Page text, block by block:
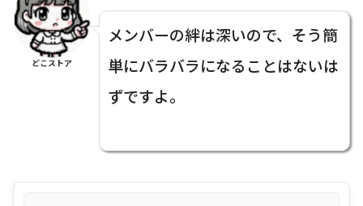
どこストア
メンバーの絆は深いので、そう簡
単にバラバラになることはないは
ずですよ。